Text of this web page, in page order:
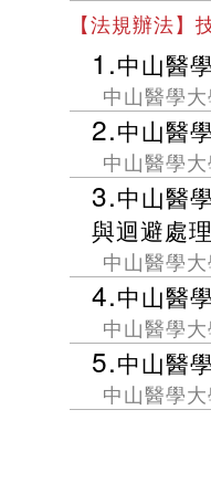
【法規辦法】
1.中山醫
中山醫學
2.中山醫
中山醫學
3.中山醫
與迴避處
中山醫學
4.中山醫
中山醫學
5.中山醫
中山醫學